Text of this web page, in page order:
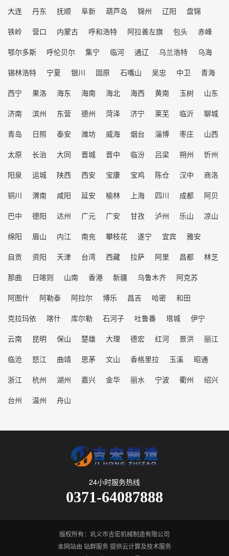
大连
丹东 抚顺 阜新 葫芦岛 锦州 辽阳
盘锦
铁岭
营口 内蒙古 呼和浩特 阿拉善左旗 包头
赤峰
鄂尔多斯
呼伦贝尔 集宁 临河 通辽 乌兰浩特
乌海
锡林浩特
宁夏 银川 固原 石嘴山 吴忠 中卫
青海
西宁
果洛 海东 海南 海北 海西 黄南 玉树
山东
济南
滨州 东营 德州 菏泽 济宁 莱芜 临沂
聊城
青岛
日照 泰安 潍坊 威海 烟台 淄博 枣庄
山西
太原
长治 大同 晋城 晋中 临汾 吕梁 朔州
忻州
阳泉
运城 陕西 西安 宝康 宝鸡 陈仓 汉中
商洛
铜川
渭南 咸阳 延安 榆林 上海 四川 成都
阿贝
巴中
德阳 达州 广元 广安 甘孜 泸州 乐山
凉山
绵阳
眉山 内江 南充 攀枝花 遂宁 宜宾
雅安
自贡
资阳 天津 台湾 西藏 拉萨 阿里 昌都
林芝
那曲
日喀则 山南 香港 新疆 乌鲁木齐
阿克苏
阿图什
阿勒泰 阿拉尔 博乐 昌吉 哈密
和田
克拉玛依
喀什 库尔勒 石河子 吐鲁番 塔城
伊宁
云南
昆明 保山 楚雄 大理 德宏 红河 景洪
丽江
临沧
怒江 曲靖 思茅 文山 香格里拉 玉溪
昭通
浙江
杭州 湖州 嘉兴 金华 丽水 宁波 衢州
绍兴
台州
温州 舟山
24小时服务热线
0371-64087888
版权所有：巩义市吉宏机械制造有限公司
本网站由 站群服务提供云计算及技术服务